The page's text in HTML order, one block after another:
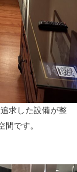
求した設備が整
間です。